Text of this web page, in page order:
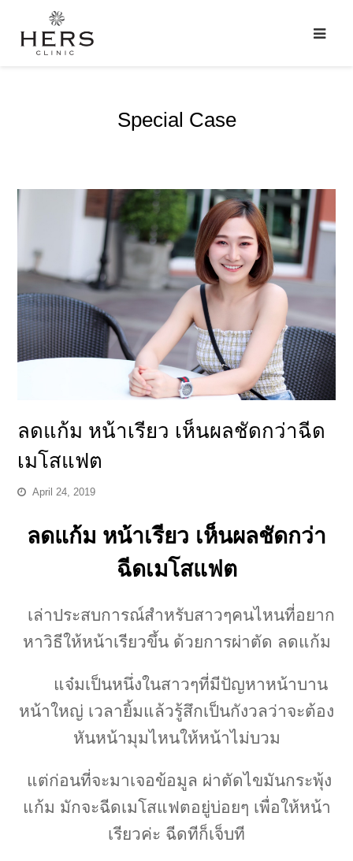
Special Case
ลดแก้ม หน้าเรียว เห็นผลชัดกว่าฉีด
เมโสแฟต
April 24, 2019
ลดแก้ม หน้าเรียว เห็นผลชัดกว่า
ฉีดเมโสแฟต
เล่าประสบการณ์สำหรับสาวๆคนไหนที่อยาก
หาวิธีให้หน้าเรียวขึ้น ด้วยการผ่าตัด ลดแก้ม
แจ๋มเป็นหนึ่งในสาวๆที่มีปัญหาหน้าบาน
หน้าใหญ่ เวลายิ้มแล้วรู้สึกเป็นกังวลว่าจะต้อง
หันหน้ามุมไหนให้หน้าไม่บวม
แต่ก่อนที่จะมาเจอข้อมูล ผ่าตัดไขมันกระพุ้ง
แก้ม มักจะฉีดเมโสแฟตอยู่บ่อยๆ เพื่อให้หน้า
เรียวค่ะ ฉีดทีก็เจ็บที